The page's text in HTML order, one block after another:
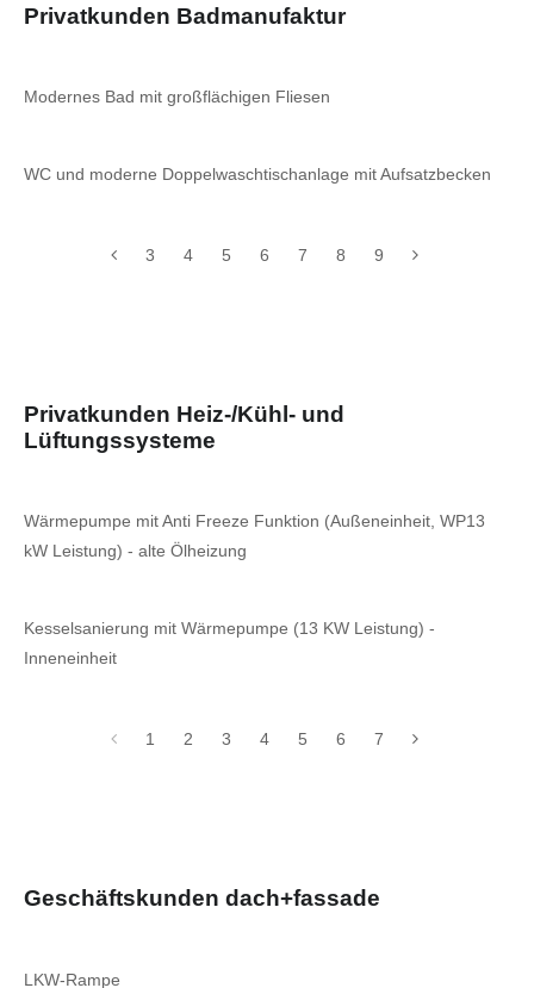
Privatkunden Badmanufaktur
Modernes Bad mit großflächigen Fliesen
WC und moderne Doppelwaschtischanlage mit Aufsatzbecken
3 4 5 6 7 8 9
Privatkunden Heiz-/Kühl- und
Lüftungssysteme
Wärmepumpe mit Anti Freeze Funktion (Außeneinheit, WP13
kW Leistung) - alte Ölheizung
Kesselsanierung mit Wärmepumpe (13 KW Leistung) -
Inneneinheit
1 2 3 4 5 6 7
Geschäftskunden dach+fassade
LKW-Rampe